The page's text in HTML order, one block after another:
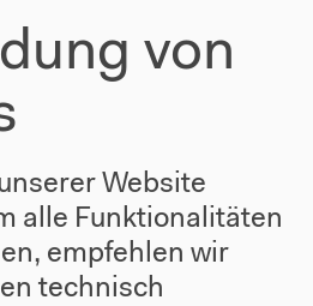
HKW
von
Website
alle Funktionalitäten
empfehlen wir
technisch